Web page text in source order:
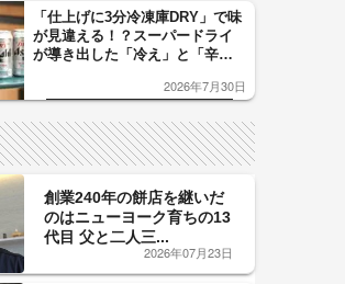
「仕上げに3分冷凍庫DRY」で味
が見違える！？スーパードライ
が導き出した「冷え」と「辛
した「辛口カーブ」が飲み頃の
2026年7月30日
創業240年の餅店を継いだ
のはニューヨーク育ちの13
代目 父と二人三...
2026年07月23日